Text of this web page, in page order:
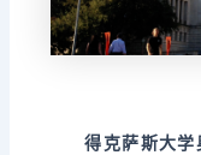
得克萨斯大